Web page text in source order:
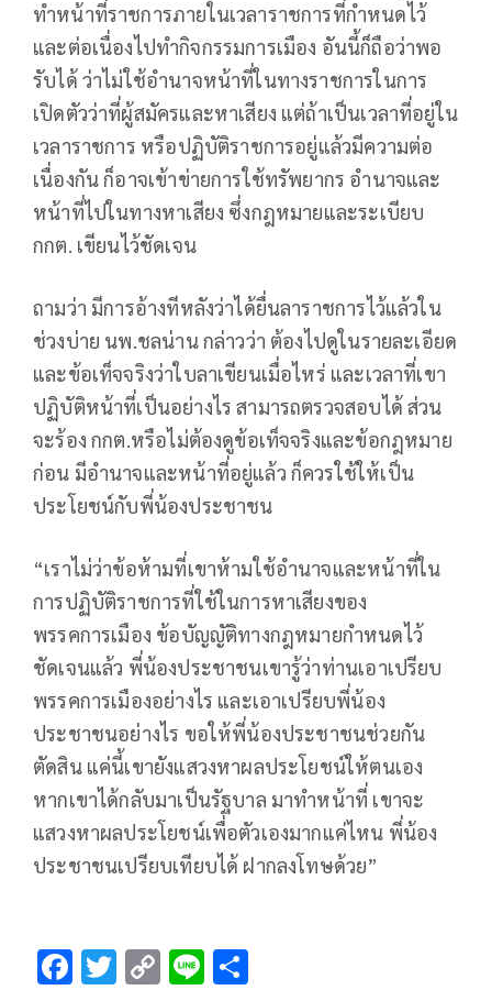
ทำหน้าที่ราชการภายในเวลาราชการที่กำหนดไว้
และต่อเนื่องไปทำกิจกรรมการเมือง อันนี้ก็ถือว่าพอ
รับได้ ว่าไม่ใช้อำนาจหน้าที่ในทางราชการในการ
เปิดตัวว่าที่ผู้สมัครและหาเสียง แต่ถ้าเป็นเวลาที่อยู่ใน
เวลาราชการ หรือปฏิบัติราชการอยู่แล้วมีความต่อ
เนื่องกัน ก็อาจเข้าข่ายการใช้ทรัพยากร อำนาจและ
หน้าที่ไปในทางหาเสียง ซึ่งกฎหมายและระเบียบ
กกต. เขียนไว้ชัดเจน
ถามว่า มีการอ้างทีหลังว่าได้ยื่นลาราชการไว้แล้วใน
ช่วงบ่าย นพ.ชลน่าน กล่าวว่า ต้องไปดูในรายละเอียด
และข้อเท็จจริงว่าใบลาเขียนเมื่อไหร่ และเวลาที่เขา
ปฏิบัติหน้าที่เป็นอย่างไร สามารถตรวจสอบได้ ส่วน
จะร้อง กกต.หรือไม่ต้องดูข้อเท็จจริงและข้อกฎหมาย
ก่อน มีอำนาจและหน้าที่อยู่แล้ว ก็ควรใช้ให้เป็น
ประโยชน์กับพี่น้องประชาชน
“เราไม่ว่าข้อห้ามที่เขาห้ามใช้อำนาจและหน้าที่ใน
การปฏิบัติราชการที่ใช้ในการหาเสียงของ
พรรคการเมือง ข้อบัญญัติทางกฎหมายกำหนดไว้
ชัดเจนแล้ว พี่น้องประชาชนเขารู้ว่าท่านเอาเปรียบ
พรรคการเมืองอย่างไร และเอาเปรียบพี่น้อง
ประชาชนอย่างไร ขอให้พี่น้องประชาชนช่วยกัน
ตัดสิน แค่นี้เขายังแสวงหาผลประโยชน์ให้ตนเอง
หากเขาได้กลับมาเป็นรัฐบาล มาทำหน้าที่ เขาจะ
แสวงหาผลประโยชน์เพื่อตัวเองมากแค่ไหน พี่น้อง
ประชาชนเปรียบเทียบได้ ฝากลงโทษด้วย”
F T C Li